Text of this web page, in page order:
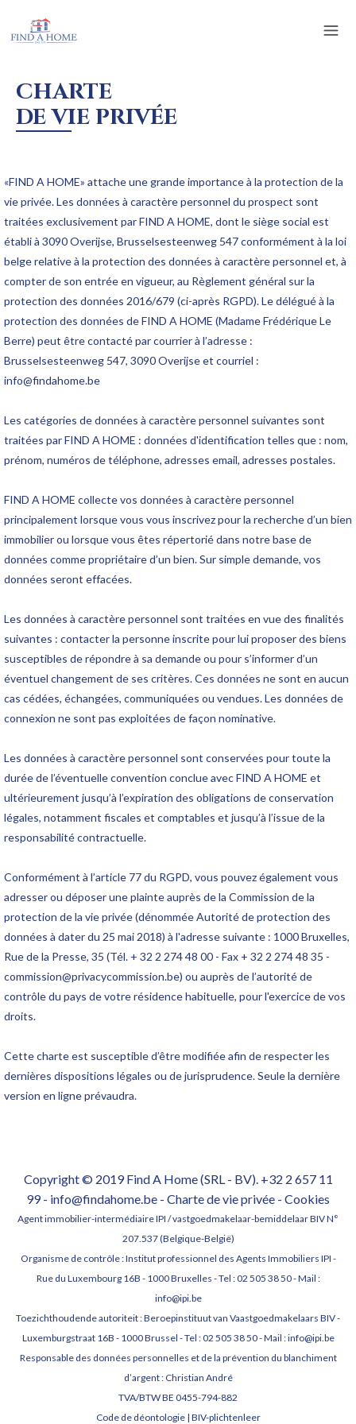
CHARTE
DE VIE PRIVÉE
«FIND A HOME» attache une grande importance à la protection de la
vie privée. Les données à caractère personnel du prospect sont
traitées exclusivement par FIND A HOME, dont le siège social est
établi à 3090 Overijse, Brusselsesteenweg 547 conformément à la loi
belge relative à la protection des données à caractère personnel et, à
compter de son entrée en vigueur, au Règlement général sur la
protection des données 2016/679 (ci-après RGPD). Le délégué à la
protection des données de FIND A HOME (Madame Frédérique Le
Berre) peut être contacté par courrier à l’adresse :
Brusselsesteenweg 547, 3090 Overijse et courriel :
info@findahome.be
Les catégories de données à caractère personnel suivantes sont
traitées par FIND A HOME : données d'identification telles que : nom,
prénom, numéros de téléphone, adresses email, adresses postales.
FIND A HOME collecte vos données à caractère personnel
principalement lorsque vous vous inscrivez pour la recherche d’un bien
immobilier ou lorsque vous êtes répertorié dans notre base de
données comme propriétaire d’un bien. Sur simple demande, vos
données seront effacées.
Les données à caractère personnel sont traitées en vue des finalités
suivantes : contacter la personne inscrite pour lui proposer des biens
susceptibles de répondre à sa demande ou pour s’informer d’un
éventuel changement de ses critères. Ces données ne sont en aucun
cas cédées, échangées, communiquées ou vendues. Les données de
connexion ne sont pas exploitées de façon nominative.
Les données à caractère personnel sont conservées pour toute la
durée de l’éventuelle convention conclue avec FIND A HOME et
ultérieurement jusqu’à l’expiration des obligations de conservation
légales, notamment fiscales et comptables et jusqu’à l’issue de la
responsabilité contractuelle.
Conformément à l’article 77 du RGPD, vous pouvez également vous
adresser ou déposer une plainte auprès de la Commission de la
protection de la vie privée (dénommée Autorité de protection des
données à dater du 25 mai 2018) à l'adresse suivante : 1000 Bruxelles,
Rue de la Presse, 35 (Tél. + 32 2 274 48 00 - Fax + 32 2 274 48 35 -
commission@privacycommission.be) ou auprès de l’autorité de
contrôle du pays de votre résidence habituelle, pour l'exercice de vos
droits.
Cette charte est susceptible d’être modifiée afin de respecter les
dernières dispositions légales ou de jurisprudence. Seule la dernière
version en ligne prévaudra.
Copyright © 2019 Find A Home (SRL - BV). +32 2 657 11
99 - info@findahome.be - Charte de vie privée - Cookies
Agent immobilier-intermédiaire IPI / vastgoedmakelaar-bemiddelaar BIV N°
207.537 (Belgique-België)
Organisme de contrôle : Institut professionnel des Agents Immobiliers IPI -
Rue du Luxembourg 16B - 1000 Bruxelles - Tel : 02 505 38 50 - Mail :
info@ipi.be
Toezichthoudende autoriteit : Beroepinstituut van Vaastgoedmakelaars BIV -
Luxemburgstraat 16B - 1000 Brussel - Tel : 02 505 38 50 - Mail : info@ipi.be
Responsable des données personnelles et de la prévention du blanchiment
d’argent : Christian André
TVA/BTW BE 0455-794-882
Code de déontologie| BIV-plichtenleer